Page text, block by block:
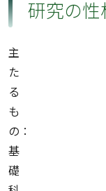
研究の性
主
た
る
も
の：
基
礎